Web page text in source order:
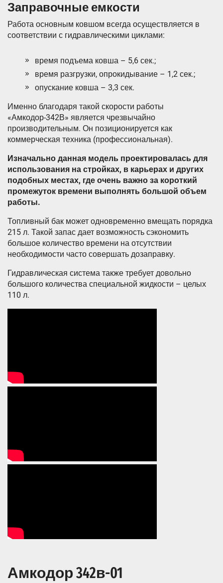
Заправочные емкости
Работа основным ковшом всегда осуществляется в
соответствии с гидравлическими циклами:
время подъема ковша – 5,6 сек.;
время разгрузки, опрокидывание – 1,2 сек.;
опускание ковша – 3,3 сек.
Именно благодаря такой скорости работы
«Амкодор-342В» является чрезвычайно
производительным. Он позиционируется как
коммерческая техника (профессиональная).
Изначально данная модель проектировалась для
использования на стройках, в карьерах и других
подобных местах, где очень важно за короткий
промежуток времени выполнять большой объем
работы.
Топливный бак может одновременно вмещать порядка
215 л. Такой запас дает возможность сэкономить
большое количество времени на отсутствии
необходимости часто совершать дозаправку.
Гидравлическая система также требует довольно
большого количества специальной жидкости – целых
110 л.
Амкодор 342в-01